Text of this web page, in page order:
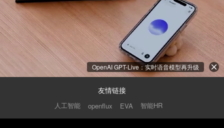
OpenAI GPT-Live：实时语音模型再升级
友情链接
人工智能 openflux EVA 智能HR